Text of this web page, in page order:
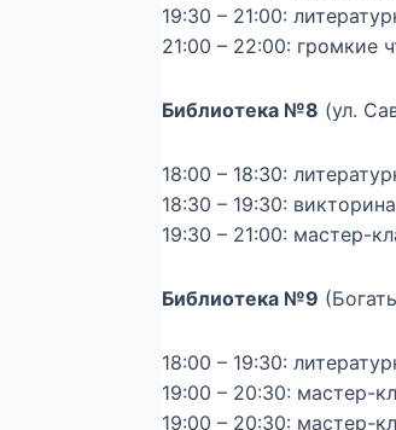
19:30 – 21:00:
21:00 – 22:00: громкие
Библиотека №8 (ул.
18:00 – 18:30:
18:30 – 19:30:
19:30 – 21:00: мастер-
Библиотека №9
18:00 – 19:30:
19:00 – 20:30: мастер-
19:00 – 20:30: мастер-